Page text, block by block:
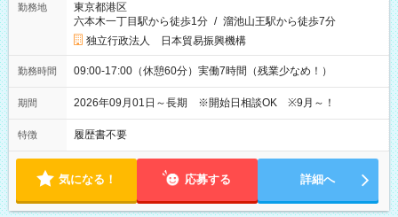
勤務地
東京都港区
六本木一丁目駅から徒歩1分 / 溜池山王駅から徒歩7分
独立行政法人 日本貿易振興機構
勤務時間 09:00-17:00（休憩60分）実働7時間（残業少なめ！）
期間 2026年09月01日～長期 ※開始日相談OK ※9月～！
特徴 履歴書不要
気になる！ 応募する 詳細へ